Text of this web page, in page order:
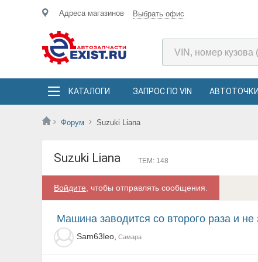
Адреса магазинов Выбрать офис
КАТАЛОГИ ЗАПРОС ПО VIN АВТОТОЧКИ
Форум Suzuki Liana
Suzuki Liana ТЕМ: 148
Войдите , чтобы отправлять сообщения.
Машина заводится со второго раза и
Sam63leo, Самара